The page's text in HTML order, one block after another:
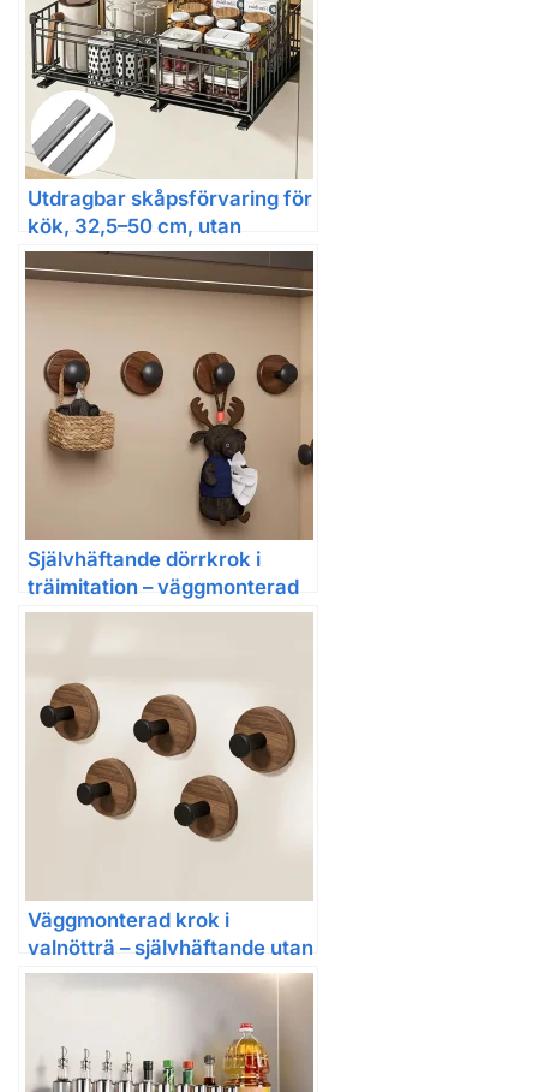
Utdragbar skåpsförvaring för
kök, 32,5–50 cm, utan
borrning
Självhäftande dörrkrok i
träimitation – väggmonterad
utan borr, handduks- och
Väggmonterad krok i
valnötträ – självhäftande utan
borr (för badrum eller kök)